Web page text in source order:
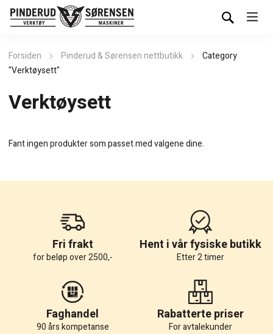
Forsiden Pinderud & Sørensen nettbutikk
Category
"Verktøysett"
Verktøysett
Fant ingen produkter som passet med valgene dine.
Fri frakt
for beløp over 2500,-
Hent i vår fysiske butikk
Etter 2 timer
Faghandel
90 års kompetanse
Rabatterte priser
For avtalekunder